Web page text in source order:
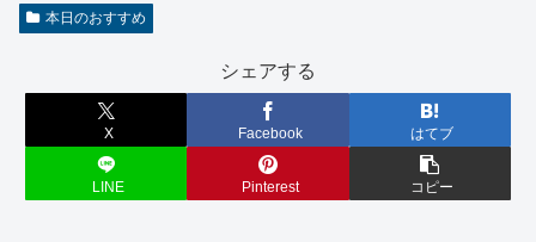
本日のおすすめ
シェアする
X Facebook はてブ
LINE Pinterest コピー